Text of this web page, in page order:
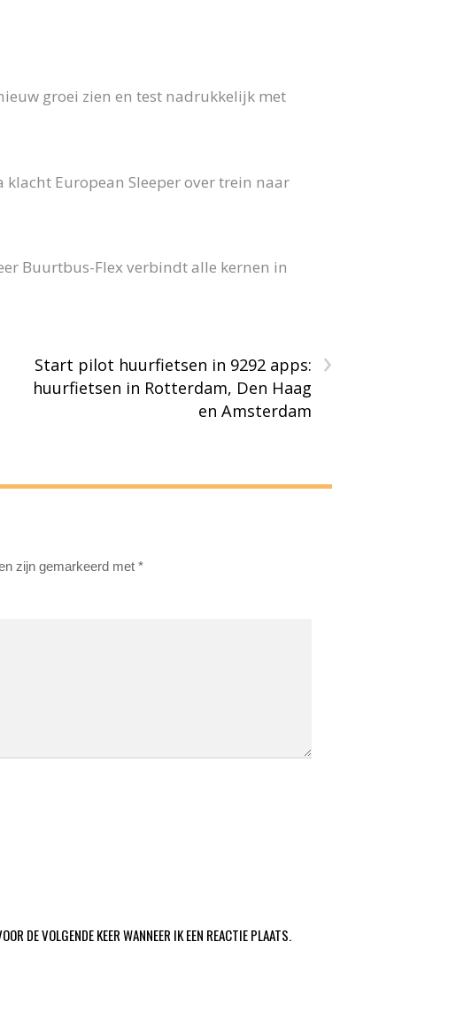
groei zien en test nadrukkelijk met
klacht European Sleeper over trein naar
Buurtbus-Flex verbindt alle kernen in
›
Start pilot huurfietsen in 9292 apps:
huurfietsen in Rotterdam, Den Haag
en Amsterdam
zijn gemarkeerd met*
DE VOLGENDE KEER WANNEER IK EEN REACTIE PLAATS.